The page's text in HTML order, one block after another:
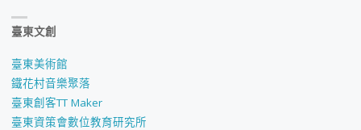
臺東文創
臺東美術館
鐵花村音樂聚落
臺東創客TT Maker
臺東資策會數位教育研究所